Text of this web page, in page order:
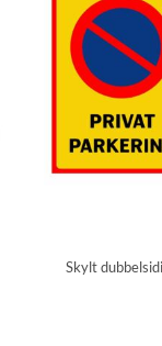
Skylt